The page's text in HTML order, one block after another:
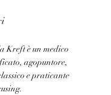
Kreft è un medico
agopuntore,
e praticante